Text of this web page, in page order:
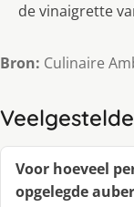
de vinaigrette
Bron: Culinaire
Voor hoeveel
opgelegde